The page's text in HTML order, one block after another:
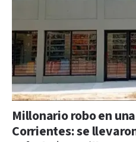
Millonario robo en
Corrientes: se